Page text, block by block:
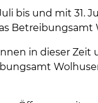
bis und mit 31.
in dieser Zeit